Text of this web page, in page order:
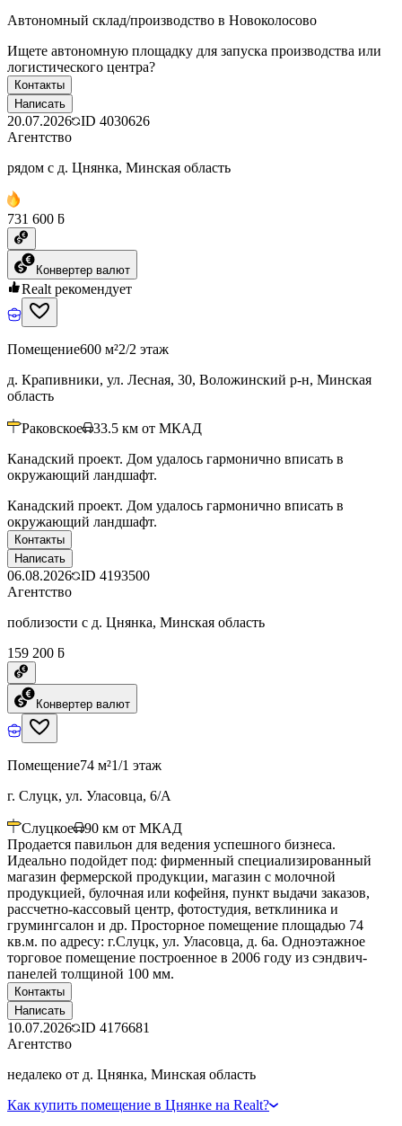
Автономный склад/производство в Новоколосово
Ищете автономную площадку для запуска производства или
логистического центра?
Контакты
Написать
20.07.2026 ID 4030626
Агентство
рядом с д. Цнянка, Минская область
731 600 ƃ
Конвертер валют
Realt рекомендует
Помещение600 м²2/2 этаж
д. Крапивники, ул. Лесная, 30, Воложинский р-н, Минская
область
Раковское 33.5 км от МКАД
Канадский проект. Дом удалось гармонично вписать в
окружающий ландшафт.
Канадский проект. Дом удалось гармонично вписать в
окружающий ландшафт.
Контакты
Написать
06.08.2026 ID 4193500
Агентство
поблизости с д. Цнянка, Минская область
159 200 ƃ
Конвертер валют
Помещение74 м²1/1 этаж
г. Слуцк, ул. Уласовца, 6/А
Слуцкое 90 км от МКАД
Продается павильон для ведения успешного бизнеса.
Идеально подойдет под: фирменный специализированный
магазин фермерской продукции, магазин с молочной
продукцией, булочная или кофейня, пункт выдачи заказов,
рассчетно-кассовый центр, фотостудия, ветклиника и
грумингсалон и др. Просторное помещение площадью 74
кв.м. по адресу: г.Слуцк, ул. Уласовца, д. 6а. Одноэтажное
торговое помещение построенное в 2006 году из сэндвич-
панелей толщиной 100 мм.
Контакты
Написать
10.07.2026 ID 4176681
Агентство
недалеко от д. Цнянка, Минская область
Как купить помещение в Цнянке на Realt?